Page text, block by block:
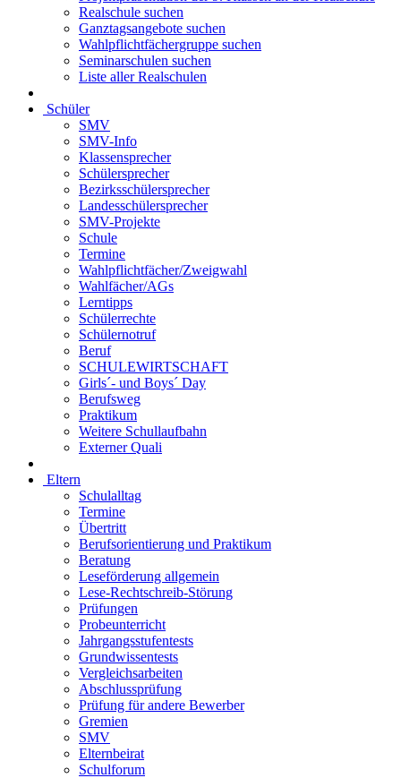
Realschule suchen
Ganztagsangebote suchen
Wahlpflichtfächergruppe suchen
Seminarschulen suchen
Liste aller Realschulen
Schüler
SMV
SMV-Info
Klassensprecher
Schülersprecher
Bezirksschülersprecher
Landesschülersprecher
SMV-Projekte
Schule
Termine
Wahlpflichtfächer/Zweigwahl
Wahlfächer/AGs
Lerntipps
Schülerrechte
Schülernotruf
Beruf
SCHULEWIRTSCHAFT
Girls´- und Boys´ Day
Berufsweg
Praktikum
Weitere Schullaufbahn
Externer Quali
Eltern
Schulalltag
Termine
Übertritt
Berufsorientierung und Praktikum
Beratung
Leseförderung allgemein
Lese-Rechtschreib-Störung
Prüfungen
Probeunterricht
Jahrgangsstufentests
Grundwissentests
Vergleichsarbeiten
Abschlussprüfung
Prüfung für andere Bewerber
Gremien
SMV
Elternbeirat
Schulforum